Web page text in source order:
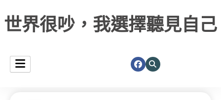
世界很吵，我選擇聽見自己